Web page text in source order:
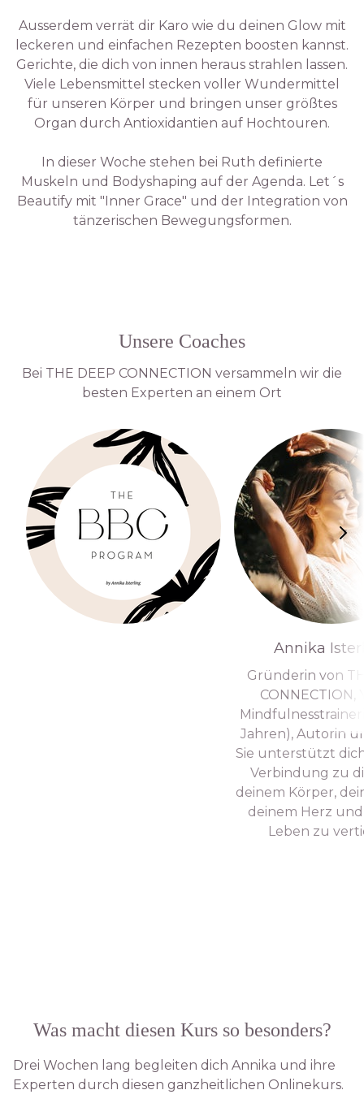
Ausserdem verrät dir Karo wie du deinen Glow mit
leckeren und einfachen Rezepten boosten kannst.
Gerichte, die dich von innen heraus strahlen lassen.
Viele Lebensmittel stecken voller Wundermittel
für unseren Körper und bringen unser größtes
Organ durch Antioxidantien auf Hochtouren.
In dieser Woche stehen bei Ruth definierte
Muskeln und Bodyshaping auf der Agenda. Let´s
Beautify mit "Inner Grace" und der Integration von
tänzerischen Bewegungsformen.
Unsere Coaches
Bei THE DEEP CONNECTION versammeln wir die
besten Experten an einem Ort
Annika
Gründerin von
CONNECTION,
Jahren), Autorin
Sie unterstützt
Verbindung zu
deinem Körper,
deinem Herz
Leben zu
Was macht diesen Kurs so besonders?
Drei Wochen lang begleiten dich Annika und ihre
Experten durch diesen ganzheitlichen Onlinekurs.